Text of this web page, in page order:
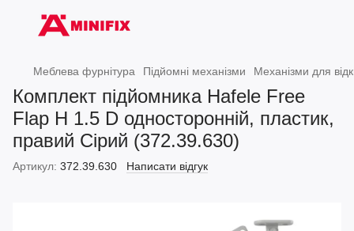
Меблева фурнітура Підйомні механізми Механізми для
Комплект підйомника Hafele Free
Flap H 1.5 D односторонній, пластик,
правий Сірий (372.39.630)
Артикул: 372.39.630 Написати відгук